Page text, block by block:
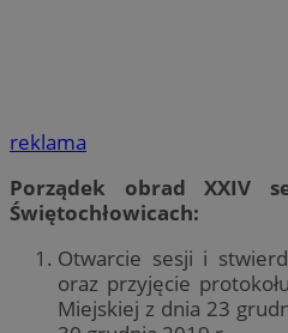
reklama
Porządek obrad XXIV
Świętochłowicach:
Otwarcie sesji i
oraz przyjęcie
Miejskiej z dnia 23